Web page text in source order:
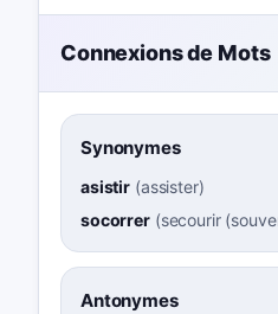
Connexions de Mots
Synonymes
asistir (assister)
socorrer(secourir
Antonymes